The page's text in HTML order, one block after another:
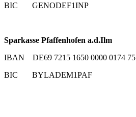
BIC GENODEF1INP
Sparkasse Pfaffenhofen a.d.Ilm
IBAN DE69 7215 1650 0000 0174 75
BIC BYLADEM1PAF